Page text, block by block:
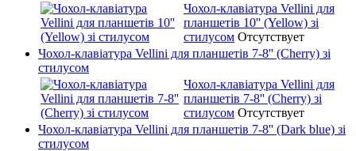
Чохол-клавіатура Vellini для
планшетів 10'' (Yellow) зі
стилусом Отсутствует
Чохол-клавіатура Vellini для планшетів 7-8'' (Cherry) зі
стилусом
Чохол-клавіатура Vellini для
планшетів 7-8'' (Cherry) зі
стилусом Отсутствует
Чохол-клавіатура Vellini для планшетів 7-8'' (Dark blue) зі
стилусом